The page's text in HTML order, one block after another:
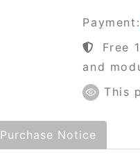
Payment:
Free
and
This
Purchase Notice